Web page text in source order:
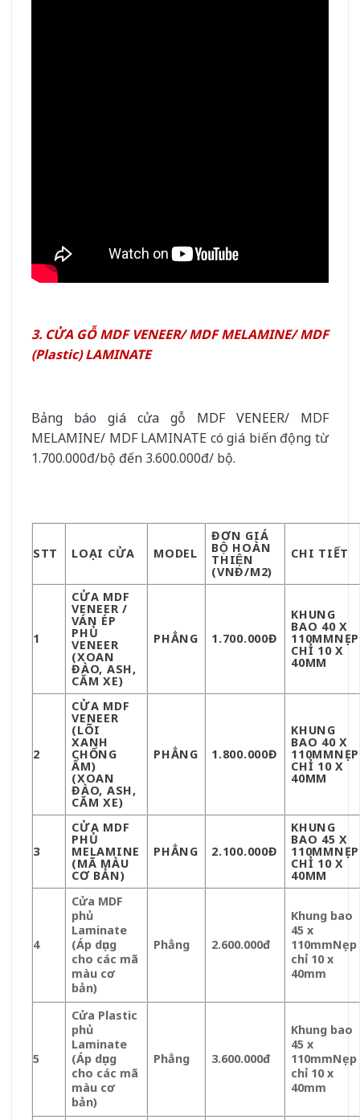
3. CỬA GỖ MDF VENEER/ MDF MELAMINE/ MDF
(Plastic) LAMINATE
Bảng báo giá cửa gỗ MDF VENEER/ MDF
MELAMINE/ MDF LAMINATE có giá biến động từ
1.700.000đ/bộ đến 3.600.000đ/ bộ.
STT LOẠI CỬA MODEL
ĐƠN GIÁ
BỘ HOÀN
THIỆN
(VNĐ/M2)
CHI TIẾT
1
CỬA MDF
VENEER /
VÁN ÉP
PHỦ
VENEER
(XOAN
ĐÀO, ASH,
CĂM XE)
PHẲNG 1.700.000Đ
KHUNG
BAO 40 X
110MMNẸP
CHỈ 10 X
40MM
2
CỬA MDF
VENEER
(LÕI
XANH
CHỐNG
ẨM)
(XOAN
ĐÀO, ASH,
CĂM XE)
PHẲNG 1.800.000Đ
KHUNG
BAO 40 X
110MMNẸP
CHỈ 10 X
40MM
3
CỬA MDF
PHỦ
MELAMINE
(MÃ MÀU
CƠ BẢN)
PHẲNG 2.100.000Đ
KHUNG
BAO 45 X
110MMNẸP
CHỈ 10 X
40MM
4
Cửa MDF
phủ
Laminate
(Áp dụng
cho các mã
màu cơ
bản)
Phẳng 2.600.000đ
Khung bao
45 x
110mmNẹp
chỉ 10 x
40mm
5
Cửa Plastic
phủ
Laminate
(Áp dụng
cho các mã
màu cơ
bản)
Phẳng 3.600.000đ
Khung bao
45 x
110mmNẹp
chỉ 10 x
40mm